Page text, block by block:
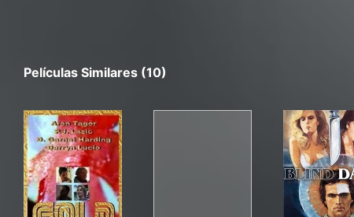
Películas Similares (10)